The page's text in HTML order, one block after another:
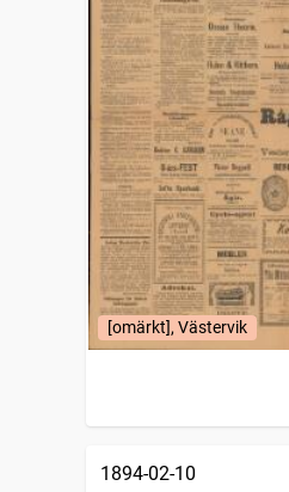
[omärkt], Västervik
1894-02-10